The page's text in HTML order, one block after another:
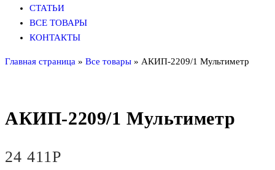
СТАТЬИ
ВСЕ ТОВАРЫ
КОНТАКТЫ
Главная страница » Все товары » АКИП-2209/1 Мультиметр
АКИП-2209/1 Мультиметр
24 411Р